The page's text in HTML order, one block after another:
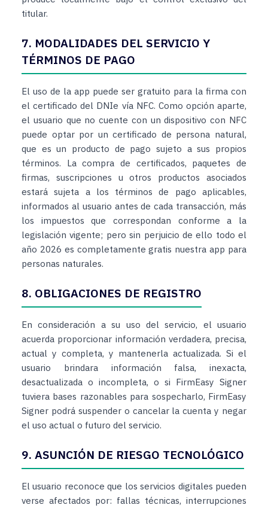
titular.
7. MODALIDADES DEL SERVICIO Y
TÉRMINOS DE PAGO
El uso de la app puede ser gratuito para la firma con
el certificado del DNIe vía NFC. Como opción aparte,
el usuario que no cuente con un dispositivo con NFC
puede optar por un certificado de persona natural,
que es un producto de pago sujeto a sus propios
términos. La compra de certificados, paquetes de
firmas, suscripciones u otros productos asociados
estará sujeta a los términos de pago aplicables,
informados al usuario antes de cada transacción, más
los impuestos que correspondan conforme a la
legislación vigente; pero sin perjuicio de ello todo el
año 2026 es completamente gratis nuestra app para
personas naturales.
8. OBLIGACIONES DE REGISTRO
En consideración a su uso del servicio, el usuario
acuerda proporcionar información verdadera, precisa,
actual y completa, y mantenerla actualizada. Si el
usuario brindara información falsa, inexacta,
desactualizada o incompleta, o si FirmEasy Signer
tuviera bases razonables para sospecharlo, FirmEasy
Signer podrá suspender o cancelar la cuenta y negar
el uso actual o futuro del servicio.
9. ASUNCIÓN DE RIESGO TECNOLÓGICO
El usuario reconoce que los servicios digitales pueden
verse afectados por: fallas técnicas, interrupciones